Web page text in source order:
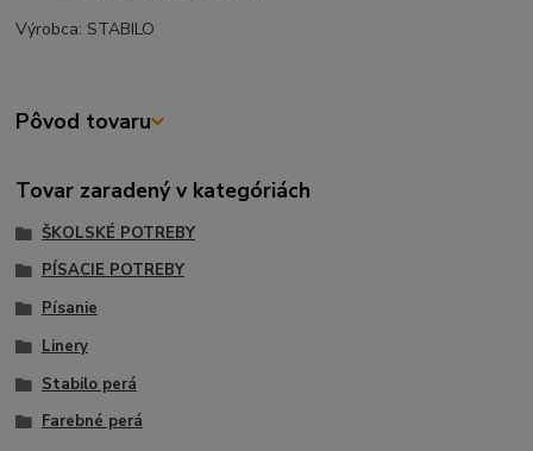
Výrobca: STABILO
Pôvod tovaru
Tovar zaradený v kategóriách
ŠKOLSKÉ POTREBY
PÍSACIE POTREBY
Písanie
Linery
Stabilo perá
Farebné perá